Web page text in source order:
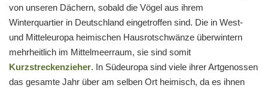
von unseren Dächern, sobald die Vögel aus ihrem
Winterquartier in Deutschland eingetroffen sind. Die in West-
und Mitteleuropa heimischen Hausrotschwänze überwintern
mehrheitlich im Mittelmeerraum, sie sind somit
Kurzstreckenzieher. In Südeuropa sind viele ihrer Artgenossen
das gesamte Jahr über am selben Ort heimisch, da es ihnen